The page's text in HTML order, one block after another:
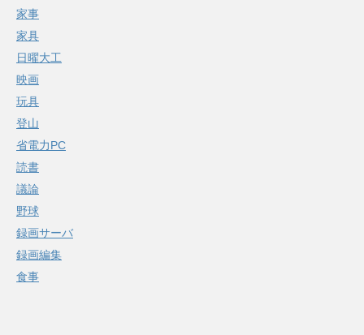
家事
家具
日曜大工
映画
玩具
登山
省電力PC
読書
議論
野球
録画サーバ
録画編集
食事